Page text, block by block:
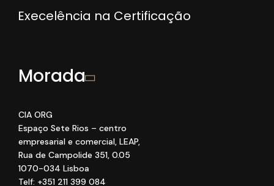
Execelência na Certificação
Morada
CIA ORG
Espaço Sete Rios – centro
empresarial e comercial, LEAP,
Rua de Campolide 351, 0.05
1070-034 Lisboa
Telf: +351 211 399 084